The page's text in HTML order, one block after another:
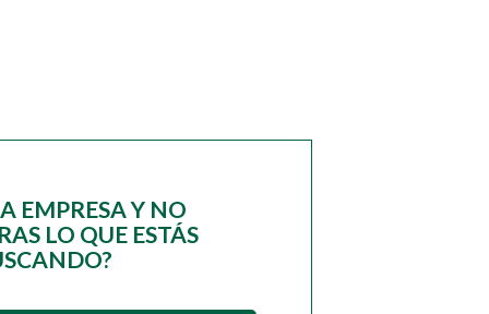
EMPRESA Y NO
LO QUE ESTÁS